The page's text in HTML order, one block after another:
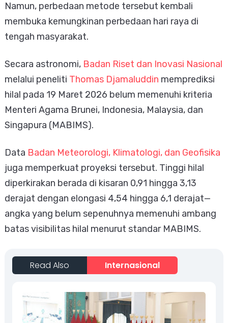
Namun, perbedaan metode tersebut kembali
membuka kemungkinan perbedaan hari raya di
tengah masyarakat.
Secara astronomi, Badan Riset dan Inovasi Nasional
melalui peneliti Thomas Djamaluddin memprediksi
hilal pada 19 Maret 2026 belum memenuhi kriteria
Menteri Agama Brunei, Indonesia, Malaysia, dan
Singapura (MABIMS).
Data Badan Meteorologi, Klimatologi, dan Geofisika
juga memperkuat proyeksi tersebut. Tinggi hilal
diperkirakan berada di kisaran 0,91 hingga 3,13
derajat dengan elongasi 4,54 hingga 6,1 derajat—
angka yang belum sepenuhnya memenuhi ambang
batas visibilitas hilal menurut standar MABIMS.
Read Also Internasional